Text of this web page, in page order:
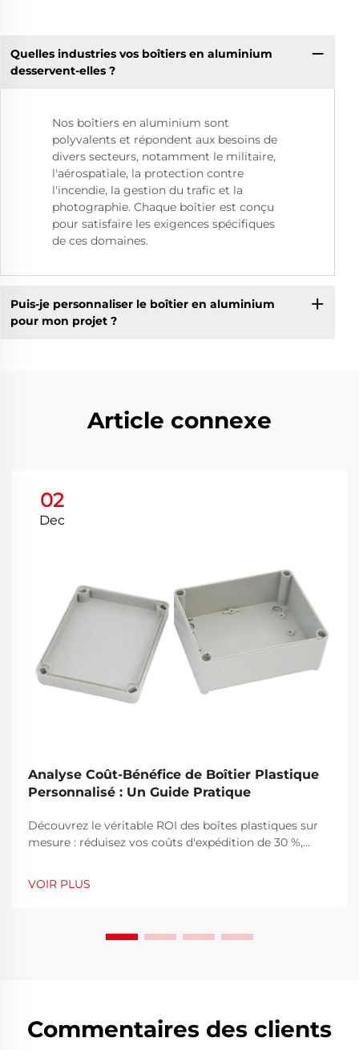
Quelles industries vos boîtiers en aluminium
desservent-elles ?
Nos boîtiers en aluminium sont
polyvalents et répondent aux besoins de
divers secteurs, notamment le militaire,
l'aérospatiale, la protection contre
l'incendie, la gestion du trafic et la
photographie. Chaque boîtier est conçu
pour satisfaire les exigences spécifiques
de ces domaines.
Puis-je personnaliser le boîtier en aluminium
pour mon projet ?
Article connexe
02
Dec
Analyse Coût-Bénéfice de Boîtier Plastique
Personnalisé : Un Guide Pratique
Découvrez le véritable ROI des boîtes plastiques sur
mesure : réduisez vos coûts d'expédition de 30 %,
VOIR PLUS
Commentaires des clients